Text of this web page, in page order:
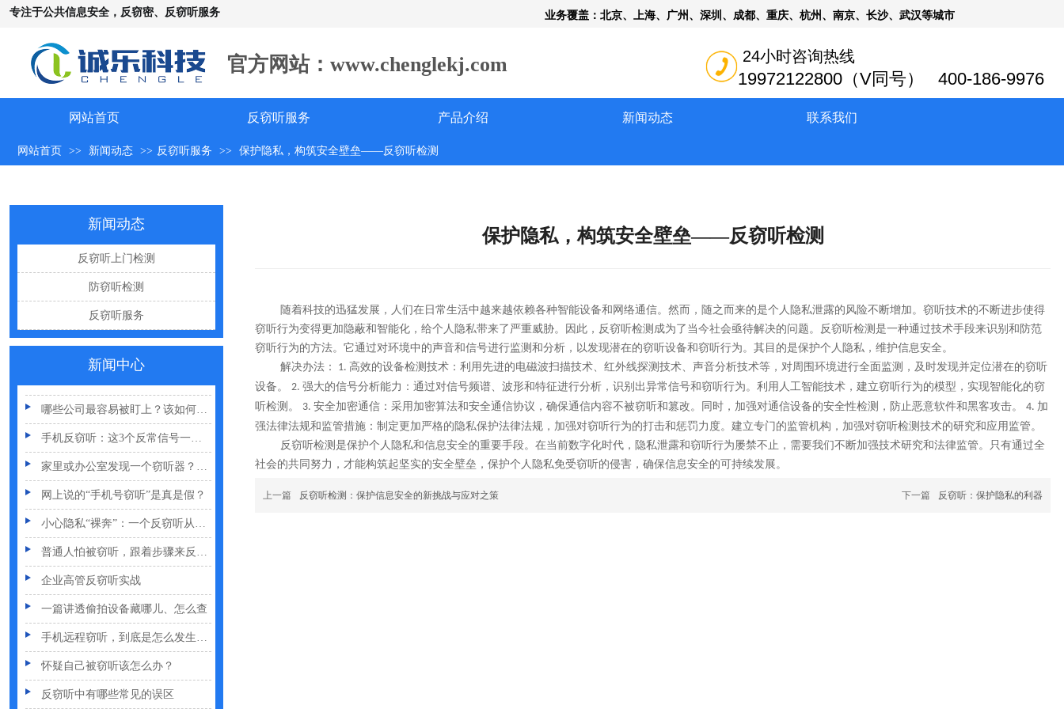
24小时咨询热线
19972122800（V同号） 400-186-9976
业务覆盖：北京、上海、广州、深圳、成都、重庆、杭州、南京、长沙、武汉等城市
专注于公共信息安全，反窃密、反窃听服务
官方网站：www.chenglekj.com
网站首页 反窃听服务 产品介绍 新闻动态 联系我们
网站首页 >> 新闻动态 >> 反窃听服务 >> 保护隐私，构筑安全壁垒——反窃听检测
新闻动态
反窃听上门检测
防窃听检测
反窃听服务
新闻中心
手机远程窃听，到底是怎么发生的？
反窃听中有哪些常见的误区
出门在外，你还敢随手连WiFi吗
反窃听检测的用处
办公室哪些东西暗藏窃密风险
车上装GPS只为了定位？小心，它可能正在“偷听”你说话
网上说的“手机号窃听”是真是假？
企业高管反窃听实战
一篇讲透偷拍设备藏哪儿、怎么查
怀疑自己被窃听该怎么办？
反窃听中有哪些常见的误区
保护隐私，构筑安全壁垒——反窃听检测
随着科技的迅猛发展，人们在日常生活中越来越依赖各种智能设备和网络通信。然而，随之而来的是个人隐私泄露的风险不断增加。窃听技术的不断进步使得
窃听行为变得更加隐蔽和智能化，给个人隐私带来了严重威胁。因此，反窃听检测成为了当今社会亟待解决的问题。 反窃听检测是一种通过技术手段来识别和防范
窃听行为的方法。它通过对环境中的声音和信号进行监测和分析，以发现潜在的窃听设备和窃听行为。其目的是保护个人隐私，维护信息安全。
解决办法：
1. 高效的设备检测技术：利用先进的电磁波扫描技术、红外线探测技术、声音分析技术等，对周围环境进行全面监测，及时发现并定位潜在的窃听
设备。 2. 强大的信号分析能力：通过对信号频谱、波形和特征进行分析，识别出异常信号和窃听行为。利用人工智能技术，建立窃听行为的模型，实现智能化的窃
听检测。 3. 安全加密通信：采用加密算法和安全通信协议，确保通信内容不被窃听和篡改。同时，加强对通信设备的安全性检测，防止恶意软件和黑客攻击。 4. 加
强法律法规和监管措施：制定更加严格的隐私保护法律法规，加强对窃听行为的打击和惩罚力度。建立专门的监管机构，加强对窃听检测技术的研究和应用监管。
反窃听检测是保护个人隐私和信息安全的重要手段。在当前数字化时代，隐私泄露和窃听行为屡禁不止，需要我们不断加强技术研究和法律监管。只有通过全
社会的共同努力，才能构筑起坚实的安全壁垒，保护个人隐私免受窃听的侵害，确保信息安全的可持续发展。
上一篇 反窃听检测：保护信息安全的新挑战与应对之策 下一篇 反窃听：保护隐私的利器